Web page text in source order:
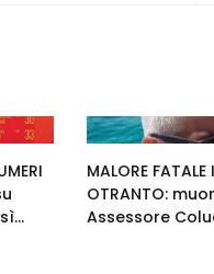
MALORE
OTRANTO:
Assessore